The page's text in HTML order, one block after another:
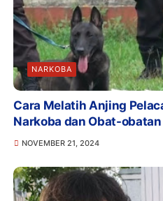
NARKOBA
Cara Melatih Anjing
Narkoba dan Obat-
NOVEMBER 21, 2024